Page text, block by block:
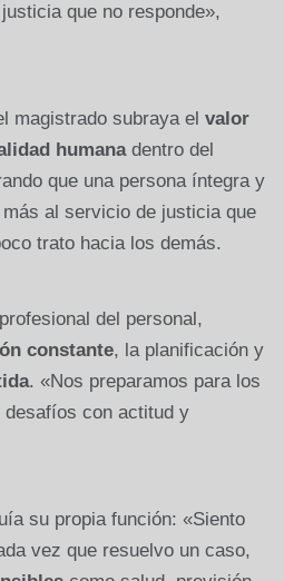
que no responde»,
magistrado subraya el valor
humanadentro del
que una persona íntegra y
al servicio de justicia que
trato hacia los demás.
del personal,
constante, la planificación y
. «Nos preparamos para los
con actitud y
su propia función: «Siento
vez que resuelvo un caso,